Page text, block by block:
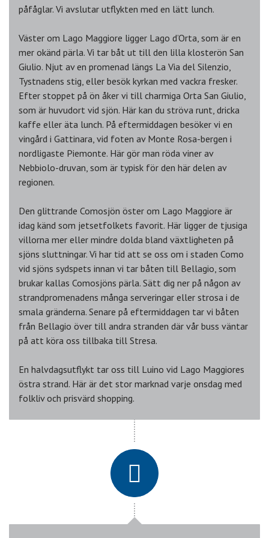
påfåglar. Vi avslutar utflykten med en lätt lunch.
Väster om Lago Maggiore ligger Lago d’Orta, som är en
mer okänd pärla. Vi tar båt ut till den lilla klosterön San
Giulio. Njut av en promenad längs La Via del Silenzio,
Tystnadens stig, eller besök kyrkan med vackra fresker.
Efter stoppet på ön åker vi till charmiga Orta San Giulio,
som är huvudort vid sjön. Här kan du ströva runt, dricka
kaffe eller äta lunch. På eftermiddagen besöker vi en
vingård i Gattinara, vid foten av Monte Rosa-bergen i
nordligaste Piemonte. Här gör man röda viner av
Nebbiolo-druvan, som är typisk för den här delen av
regionen.
Den glittrande Comosjön öster om Lago Maggiore är
idag känd som jetsetfolkets favorit. Här ligger de tjusiga
villorna mer eller mindre dolda bland växtligheten på
sjöns sluttningar. Vi har tid att se oss om i staden Como
vid sjöns sydspets innan vi tar båten till Bellagio, som
brukar kallas Comosjöns pärla. Sätt dig ner på någon av
strandpromenadens många serveringar eller strosa i de
smala gränderna. Senare på eftermiddagen tar vi båten
från Bellagio över till andra stranden där vår buss väntar
på att köra oss tillbaka till Stresa.
En halvdagsutflykt tar oss till Luino vid Lago Maggiores
östra strand. Här är det stor marknad varje onsdag med
folkliv och prisvärd shopping.